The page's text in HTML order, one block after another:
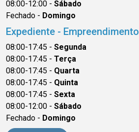
08:00-12:00 - Sábado
Fechado - Domingo
Expediente - Empreendimento
08:00-17:45 - Segunda
08:00-17:45 - Terça
08:00-17:45 - Quarta
08:00-17:45 - Quinta
08:00-17:45 - Sexta
08:00-12:00 - Sábado
Fechado - Domingo